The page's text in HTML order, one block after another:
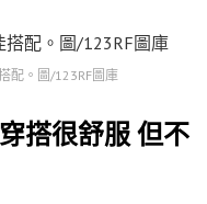
配。圖/123RF圖庫
搭很舒服 但不